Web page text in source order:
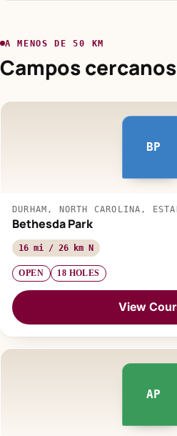
A MENOS DE 50 KM
Campos cercanos
BP
DURHAM, NORTH CAROLINA,
Bethesda Park
16 mi / 26 km N
OPEN 18 HOLES
View
AP